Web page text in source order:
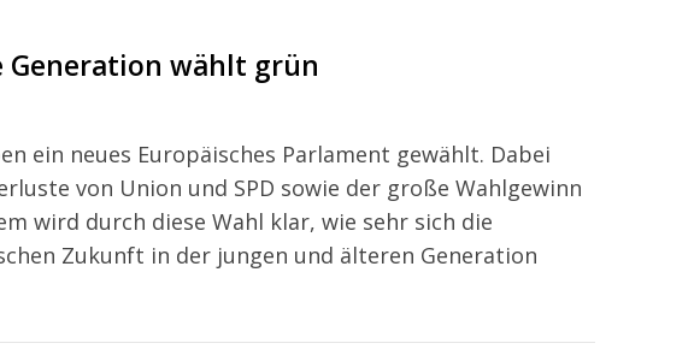
Generation wählt grün
ein neues Europäisches Parlament gewählt. Dabei
von Union und SPD sowie der große Wahlgewinn
wird durch diese Wahl klar, wie sehr sich die
Zukunft in der jungen und älteren Generation